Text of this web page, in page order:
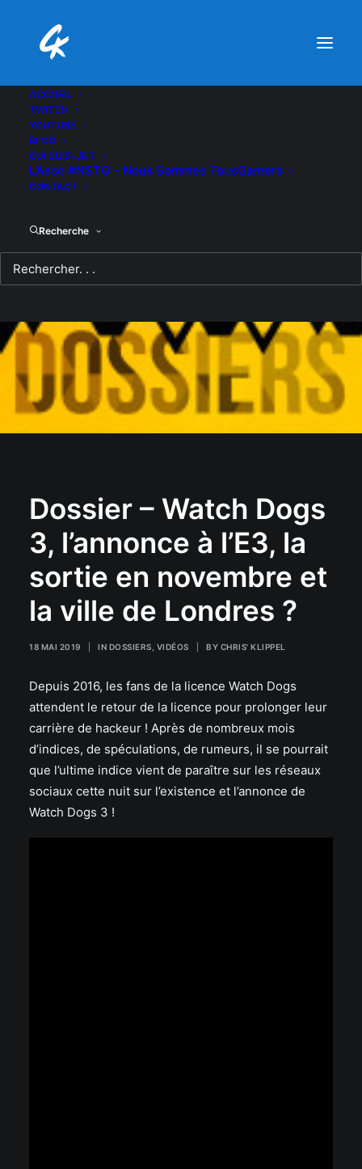
ACCUEIL
TWITCH
YOUTUBE
BLOG
QUI SUIS-JE ?
L’Asso #NSTG – Nous Sommes TousGamers
CONTACT
Recherche
Dossier – Watch Dogs
3, l’annonce à l’E3, la
sortie en novembre et
la ville de Londres ?
18 MAI 2019 IN DOSSIERS VIDÉOS BY CHRIS' KLIPPEL
Depuis 2016, les fans de la licence Watch Dogs
attendent le retour de la licence pour prolonger leur
carrière de hackeur ! Après de nombreux mois
d’indices, de spéculations, de rumeurs, il se pourrait
que l’ultime indice vient de paraître sur les réseaux
sociaux cette nuit sur l’existence et l’annonce de
Watch Dogs 3 !